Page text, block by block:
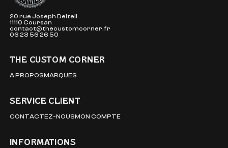
20 rue Joseph Delteil
11110 Coursan
contact@thecustomcorner.fr
06 23 56 26 50
THE CUSTOM CORNER
A PROPOSMARQUES
SERVICE CLIENT
CONTACTEZ-NOUSMON COMPTE
INFORMATIONS